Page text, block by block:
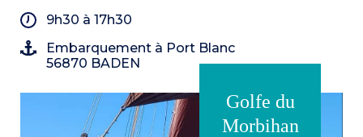
9h30 à 17h30
Embarquement à Port Blanc
56870 BADEN
Golfe du
Morbihan